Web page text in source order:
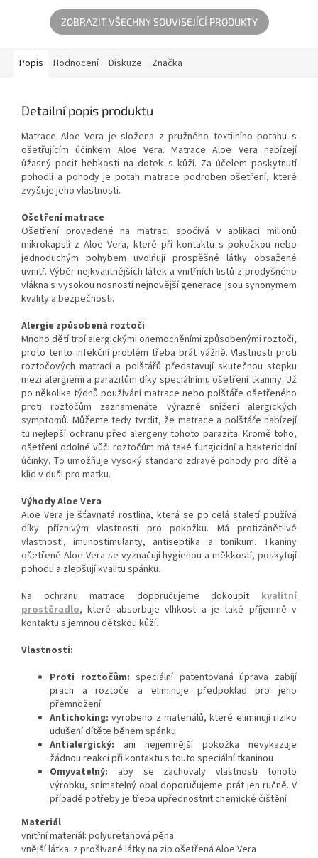
asimetrickému tvaru...
ZOBRAZIT VŠECHNY SOUVISEJÍCÍ PRODUKTY
Popis Hodnocení Diskuze Značka
Detailní popis produktu
Matrace Aloe Vera je složena z pružného textilního potahu s
ošetřujícím účinkem Aloe Vera. Matrace Aloe Vera nabízejí
úžasný pocit hebkosti na dotek s kůží. Za účelem poskytnutí
pohodlí a pohody je potah matrace podroben ošetření, které
zvyšuje jeho vlastnosti.
Ošetření matrace
Ošetření provedené na matraci spočívá v aplikaci milionů
mikrokapslí z Aloe Vera, které při kontaktu s pokožkou nebo
jednoduchým pohybem uvolňují prospěšné látky obsažené
uvnitř. Výběr nejkvalitnějších látek a vnitřních listů z prodyšného
vlákna s vysokou nosností nejnovější generace jsou synonymem
kvality a bezpečnosti.
Alergie způsobená roztoči
Mnoho dětí trpí alergickými onemocněními způsobenými roztoči,
proto tento infekční problém třeba brát vážně. Vlastnosti proti
roztočových matrací a polštářů představují skutečnou stopku
mezi alergiemi a parazitům díky speciálnímu ošetření tkaniny. Už
po několika týdnů používání matrace nebo polštáře ošetřeného
proti roztočům zaznamenáte výrazné snížení alergických
symptomů. Můžeme tedy tvrdit, že matrace a polštáře nabízejí
tu nejlepší ochranu před alergeny tohoto parazita. Kromě toho,
ošetření odolné vůči roztočům má také fungicidní a baktericidní
účinky. To umožňuje vysoký standard zdravé pohody pro dítě a
klid v duši pro matku.
Výhody Aloe Vera
Aloe Vera je šťavnatá rostlina, která se po celá staletí používá
díky příznivým vlastnosti pro pokožku. Má protizánětlivé
vlastnosti, imunostimulanty, antiseptika a tonikum. Tkaniny
ošetřené Aloe Vera se vyznačují hygienou a měkkostí, poskytují
pohodu a zlepšují kvalitu spánku.
Na ochranu matrace doporučujeme dokoupit kvalitní
prostěradlo, které absorbuje vlhkost a je také příjemně v
kontaktu s jemnou dětskou kůží.
Vlastnosti:
Proti roztočům:speciální patentovaná úprava zabíjí
prach a roztoče a eliminuje předpoklad pro jeho
přemnožení
Antichoking: vyrobeno z materiálů, které eliminují riziko
udušení dítěte během spánku
Antialergický: ani nejjemnější pokožka nevykazuje
žádnou reakci při kontaktu s touto speciální tkaninou
Omyvatelný: aby se zachovaly vlastnosti tohoto
výrobku, snímatelný obal doporučujeme prát jen ručně. V
případě potřeby je třeba upřednostnit chemické čištění
Materiál
vnitřní materiál: polyuretanová pěna
vnější látka: z prošívané látky na zip ošetřená Aloe Vera